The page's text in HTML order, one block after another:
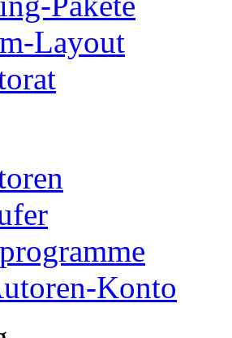
Layout
Konto